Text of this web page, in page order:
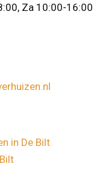
Za 10:00-16:00
in De Bilt